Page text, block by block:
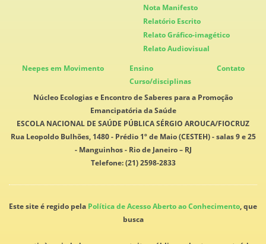
Nota Manifesto
Relatório Escrito
Relato Gráfico-imagético
Relato Audiovisual
Neepes em Movimento
Ensino
Curso/disciplinas
Contato
Núcleo Ecologias e Encontro de Saberes para a Promoção
Emancipatória da Saúde
ESCOLA NACIONAL DE SAÚDE PÚBLICA SÉRGIO AROUCA/FIOCRUZ
Rua Leopoldo Bulhões, 1480 - Prédio 1º de Maio (CESTEH) - salas 9 e 25
- Manguinhos - Rio de Janeiro – RJ
Telefone: (21) 2598-2833
Este site é regido pela Política de Acesso Aberto ao Conhecimento, que
busca